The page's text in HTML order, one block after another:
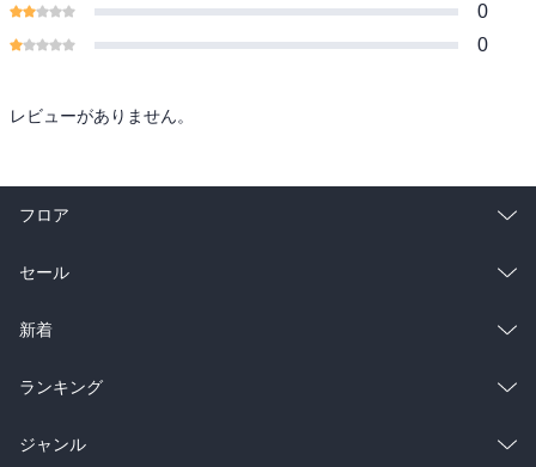
0
0
レビューがありません。
フロア
総合
ラノベ
雑誌・グラビア
BL・TL
セール
総合
ラノベ
雑誌・グラビア
新着
総合
ラノベ
ランキング
総合
ジャンル